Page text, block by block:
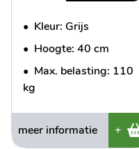
• Kleur: Grijs
• Hoogte: 40 cm
• Max. belasting: 110
kg
meer informatie +